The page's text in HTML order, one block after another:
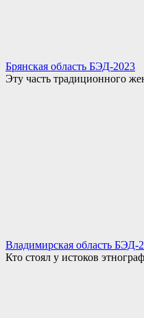
Брянская область БЭД-2023
Эту часть традиционного
Владимирская область БЭД-
Кто стоял у истоков